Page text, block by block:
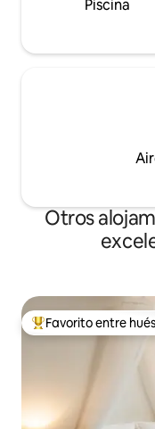
Piscina
Otros
Favorito entre
Favorito entre